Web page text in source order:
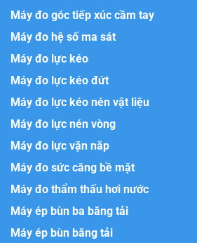
Máy đo góc tiếp xúc cầm tay
Máy đo hệ số ma sát
Máy đo lực kéo
Máy đo lực kéo đứt
Máy đo lực kéo nén vật liệu
Máy đo lực nén vòng
Máy đo lực vặn nắp
Máy đo sức căng bề mặt
Máy đo thẩm thấu hơi nước
Máy ép bùn ba băng tải
Máy ép bùn băng tải